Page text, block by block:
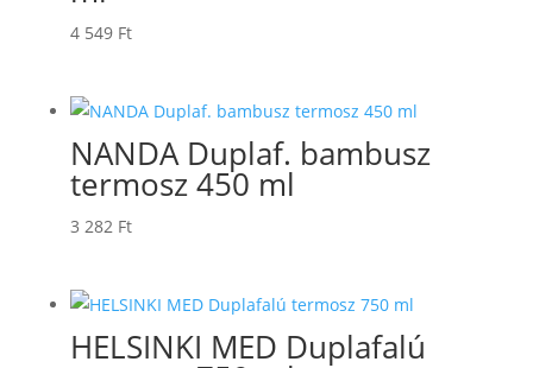
4 549 Ft
NANDA Duplaf. bambusz
termosz 450 ml
3 282 Ft
HELSINKI MED Duplafalú